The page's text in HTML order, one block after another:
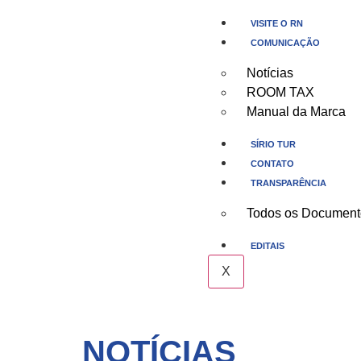
VISITE O RN
COMUNICAÇÃO
Notícias
ROOM TAX
Manual da Marca
SÍRIO TUR
CONTATO
TRANSPARÊNCIA
Todos os
EDITAIS
X
NOTÍCIAS